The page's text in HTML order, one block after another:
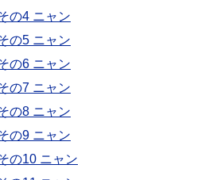
の4 ニャン
の5 ニャン
の6 ニャン
の7 ニャン
の8 ニャン
の9 ニャン
の10 ニャン